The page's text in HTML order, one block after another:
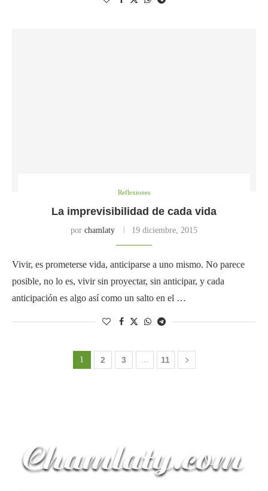
Reflexiones
La imprevisibilidad de cada vida
por chamlaty 19 diciembre, 2015
Vivir, es prometerse vida, anticiparse a uno mismo. No parece
posible, no lo es, vivir sin proyectar, sin anticipar, y cada
anticipación es algo así como un salto en el …
1 2 3 11